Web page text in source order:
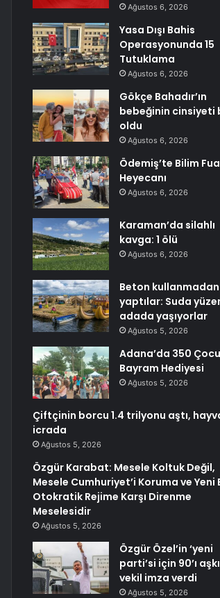
Ağustos 6, 2026
Yasa Dışı Bahis
Operasyonunda 15
Tutuklama
Ağustos 6, 2026
Gökçe Bahadır’ın
bebeğinin cinsiyeti
oldu
Ağustos 6, 2026
Ödemiş’te Bilim
Heyecanı
Ağustos 6, 2026
Karaman’da silahlı
kavga: 1 ölü
Ağustos 6, 2026
Beton kullanmadan
yaptılar: Suda
adada yaşıyorlar
Ağustos 5, 2026
Adana’da 350
Bayram Hediyesi
Ağustos 5, 2026
Çiftçinin borcu 1.4 trilyonu aştı,
icrada
Ağustos 5, 2026
Özgür Karabat: Mesele Koltuk Değil,
Mesele Cumhuriyet’i Koruma ve Yeni
Otokratik Rejime Karşı Direnme
Meselesidir
Ağustos 5, 2026
Özgür Özel’in ‘yeni
parti’si için 90’ı
vekil imza verdi
Ağustos 5, 2026